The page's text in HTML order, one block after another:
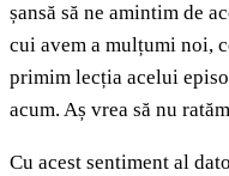
șansă să ne amintim de
cui avem a mulțumi noi,
primim lecția acelui
acum. Aș vrea să nu
Cu acest sentiment al